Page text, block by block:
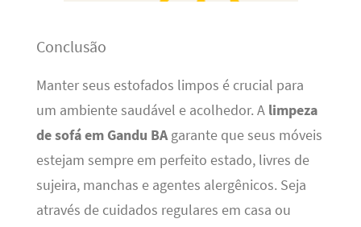
Conclusão
Manter seus estofados limpos é crucial para
um ambiente saudável e acolhedor. A limpeza
de sofá em Gandu BAgarante que seus móveis
estejam sempre em perfeito estado, livres de
sujeira, manchas e agentes alergênicos. Seja
através de cuidados regulares em casa ou